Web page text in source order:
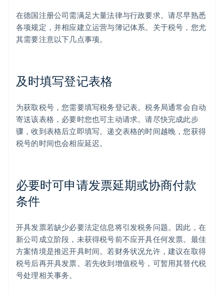
在德国注册公司需满足大量法律与行政要求。请尽早熟悉
各项规定，并相应建立运营与簿记体系。关于税号，您尤
其需要注意以下几点事项。
及时填写登记表格
为获取税号，您需要填写税务登记表。税务局通常会自动
寄送该表格，必要时您也可主动请求。请尽快完成此步
骤，收到表格后立即填写。递交表格的时间越晚，您获得
税号的时间也会相应延迟。
必要时可申请发票延期或协商付款
条件
开具发票若缺少必要法定信息将引发税务问题。因此，在
新公司成立阶段，未获得税号前不应开具任何发票。最佳
方案情境是推迟开具时间。若财务状况允许，建议在取得
税号后再开具发票。若先收到增值税号，可暂用其替代税
号处理相关事务。